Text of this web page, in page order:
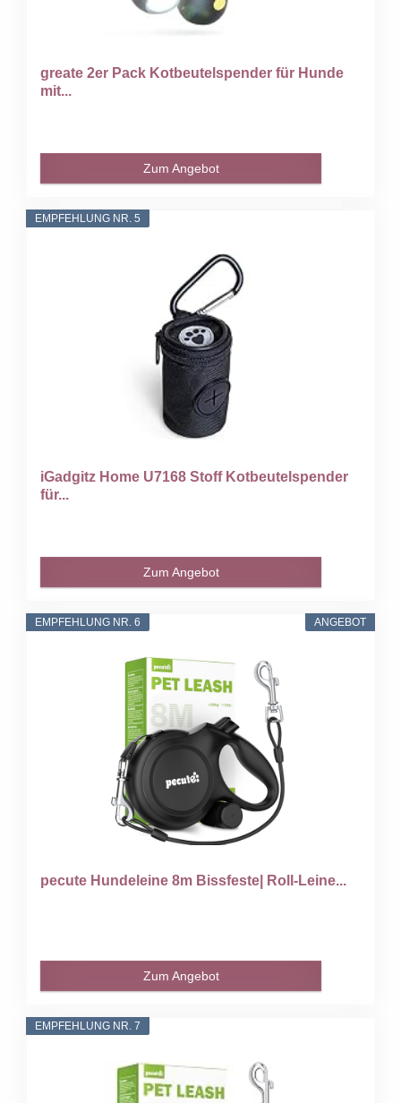
greate 2er Pack Kotbeutelspender für Hunde
mit...
Zum Angebot
EMPFEHLUNG NR. 5
iGadgitz Home U7168 Stoff Kotbeutelspender
für...
Zum Angebot
ANGEBOT
EMPFEHLUNG NR. 6
pecute Hundeleine 8m Bissfeste| Roll-Leine...
Zum Angebot
EMPFEHLUNG NR. 7